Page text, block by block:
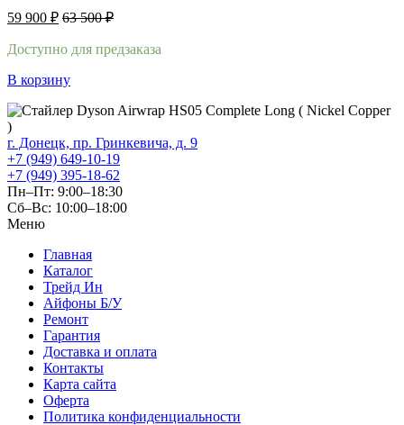
59 900 ₽ 63 500₽
Доступно для предзаказа
В корзину
г. Донецк, пр. Гринкевича, д. 9
+7 (949) 649-10-19
+7 (949) 395-18-62
Пн–Пт: 9:00–18:30
Сб–Вс: 10:00–18:00
Меню
Главная
Каталог
Трейд Ин
Айфоны Б/У
Ремонт
Гарантия
Доставка и оплата
Контакты
Карта сайта
Оферта
Политика конфиденциальности